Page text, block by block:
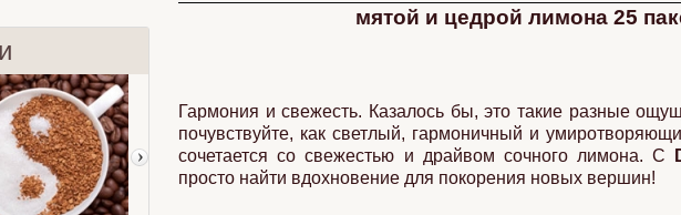
мятой и цедрой лимона 25
Гармония и свежесть. Казалось бы, это такие разные
почувствуйте, как светлый, гармоничный и
сочетается со свежестью и драйвом сочного лимона. С
просто найти вдохновение для покорения новых вершин!